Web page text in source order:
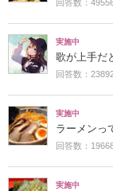
回答数：
実施中
歌が上手だ
回答数：
実施中
ラーメンっ
回答数：
実施中